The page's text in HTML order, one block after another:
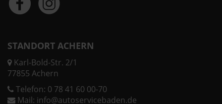
STANDORT ACHERN
Karl-Bold-Str. 2/1
77855 Achern
Telefon: 0 78 41 60 00-70
Mail: info@autoservicebaden.de